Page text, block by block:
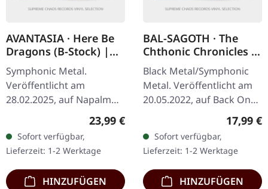
AVANTASIA · Here Be
Dragons (B-Stock) |
BLACK LP
Symphonic Metal.
Veröffentlicht am
28.02.2025, auf Napalm
Records. Klassisches
schwarzes Vinyl im
Gatefold-Cover mit 12-
seitigem Booklet im LP-
Format…
Regulärer Preis:
23,99 €
Sofort verfügbar,
Lieferzeit: 1-2 Werktage
HINZUFÜGEN
BAL-SAGOTH · The
Chthonic Chronicles |
CLEAR/GREEN 2LP
Black Metal/Symphonic
Metal. Veröffentlicht am
20.05.2022, auf Back On
Black. Clear Doppel-Vinyl
mit grünen Splattern im
Gatefold-Cover. Bal-
Sagoth…
17,99 €
Sofort verfügbar,
Lieferzeit: 1-2 Werktage
HINZUFÜGEN